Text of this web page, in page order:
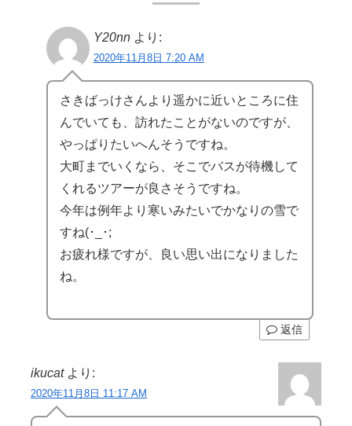
Y20nn より:
2020年11月8日 7:20 AM
さきばっけさんより遥かに近いところに住
んでいても、訪れたことがないのですが、
やっぱりたいへんそうですね。
大町までいくなら、そこでバスが待機して
くれるツアーが良さそうですね。
今年は例年より寒いみたいでかなりの雪で
すね(･_･;
お疲れ様ですが、良い思い出になりました
ね。
返信
ikucat より:
2020年11月8日 11:17 AM